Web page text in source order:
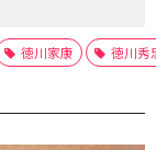
徳川家康 徳川秀